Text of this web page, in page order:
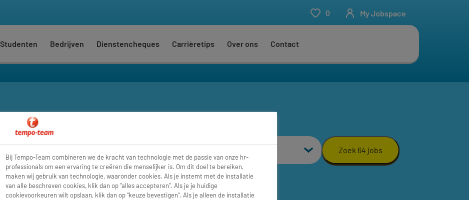
Studenten Bedrijven Dienstencheques Carrièretips Over ons Contact
0 My Jobspace
Waar
Zoek 64 jobs
Bij Tempo-Team combineren we de kracht van technologie met de passie van onze hr-
professionals om een ervaring te creëren die menselijker is. Om dit doel te bereiken,
maken wij gebruik van technologie, waaronder cookies. Als je instemt met de installatie
van alle beschreven cookies, klik dan op "alles accepteren". Als je je huidige
cookievoorkeuren wilt opslaan, klik dan op "keuze bevestigen". Als je alleen de installatie